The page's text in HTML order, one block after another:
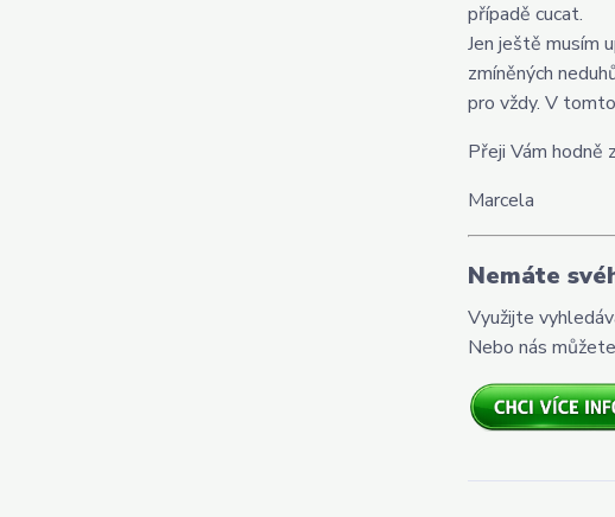
případě cucat.
Jen ještě musím
zmíněných
pro vždy. V
Přeji Vám hodně
Marcela
Nemáte
Využijte
Nebo nás můžete